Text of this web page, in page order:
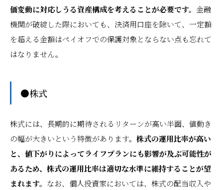
価変動に対応しうる資産構成を考えることが必要です。 金融
機関が破綻した際においても、決済用口座を除いて、一定額
を超える金額はペイオフでの保護対象とならない点も忘れて
はなりません。
●株式
株式には、長期的に期待されるリターンが高い半面、値動き
の幅が大きいという特徴があります。 株式の運用比率が高い
と、値下がりによってライフプランにも影響が及ぶ可能性が
あるため、株式の運用比率は適切な水準に維持することが望
まれます。 なお、個人投資家においては、株式の配当収入や